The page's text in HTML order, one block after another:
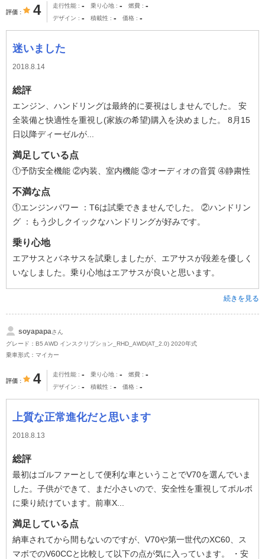
評価 4 走行性能 - 乗り心地 - 燃費 -
デザイン - 積載性 - 価格 -
迷いました
2018.8.14
総評
エンジン、ハンドリングは最終的に要視はしませんでした。 安
全装備と快適性を重視し(家族の希望)購入を決めました。 8月15
日以降ディーゼルが...
満足している点
①予防安全機能 ②内装、室内機能 ③オーディオの音質 ➃静粛性
不満な点
①エンジンパワー ：T6は試乗できませんでした。 ②ハンドリン
グ ：もう少しクイックなハンドリングが好みです。
乗り心地
エアサスとバネサスを試乗しましたが、エアサスが段差を優しく
いなしました。乗り心地はエアサスが良いと思います。
続きを見る
soyapapaさん
グレード：B5 AWD インスクリプション_RHD_AWD(AT_2.0) 2020年式
乗車形式：マイカー
評価 4 走行性能 - 乗り心地 - 燃費 -
デザイン - 積載性 - 価格 -
上質な正常進化だと思います
2018.8.13
総評
最初はゴルファーとして便利な車ということでV70を選んでいま
した。子供ができて、まだ小さいので、安全性を重視してボルボ
に乗り続けています。前車X...
満足している点
納車されてから間もないのですが、V70や第一世代のXC60、ス
マボでのV60CCと比較して以下の点が気に入っています。 ・安